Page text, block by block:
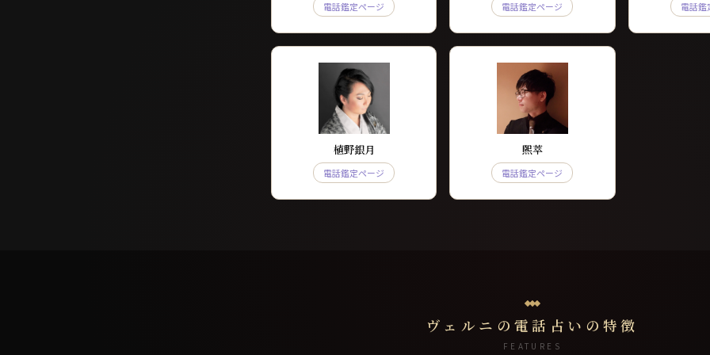
電話鑑定ページ 電話鑑定ページ 電話鑑
植野銀月
電話鑑定ページ
煕萃
電話鑑定ページ
ヴェルニの電話占いの特徴
FEATURES